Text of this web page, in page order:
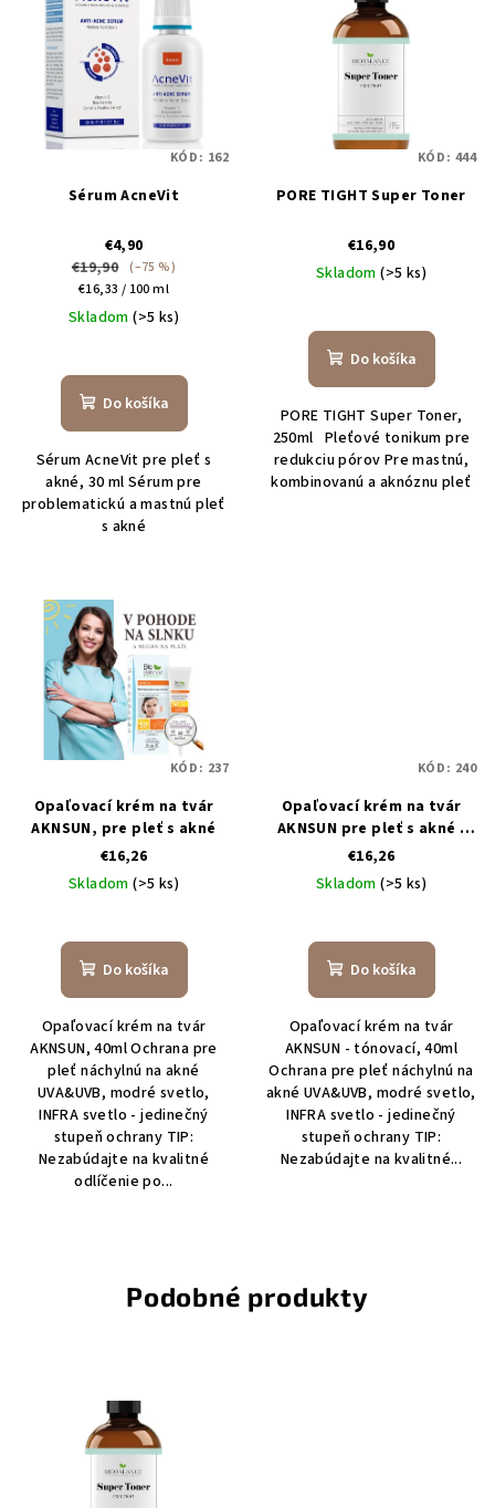
Sérum AcneVit
€4,90
€19,90 (–75 %)
Jednotková
cena:
€16,33 / 100 ml
Skladom(>5 ks)
hodnotenie
produktu
z
5
hviezdičiek.
Do košíka
Sérum AcneVit pre pleť s
akné, 30 ml Sérum pre
problematickú a mastnú pleť
s akné
KÓD: 162
PORE TIGHT Super Toner
€16,90
Skladom(>5 ks)
hodnotenie
produktu
z
5
hviezdičiek.
Do košíka
PORE TIGHT Super Toner,
250ml Pleťové tonikum pre
redukciu pórov Pre mastnú,
kombinovanú a aknóznu pleť
KÓD: 444
Opaľovací krém na tvár
AKNSUN, pre pleť s akné
€16,26
Skladom(>5 ks)
hodnotenie
produktu
z
5
hviezdičiek.
Do košíka
Opaľovací krém na tvár
AKNSUN, 40ml Ochrana pre
pleť náchylnú na akné
UVA&UVB, modré svetlo,
INFRA svetlo - jedinečný
stupeň ochrany TIP:
Nezabúdajte na kvalitné
odlíčenie po...
KÓD: 237
Opaľovací krém na tvár
AKNSUN pre pleť s akné -
tónovací, 40ml
€16,26
Skladom(>5 ks)
hodnotenie
produktu
z
5
hviezdičiek.
Do košíka
Opaľovací krém na tvár
AKNSUN - tónovací, 40ml
Ochrana pre pleť náchylnú na
akné UVA&UVB, modré svetlo,
INFRA svetlo - jedinečný
stupeň ochrany TIP:
Nezabúdajte na kvalitné...
KÓD: 240
Podobné produkty